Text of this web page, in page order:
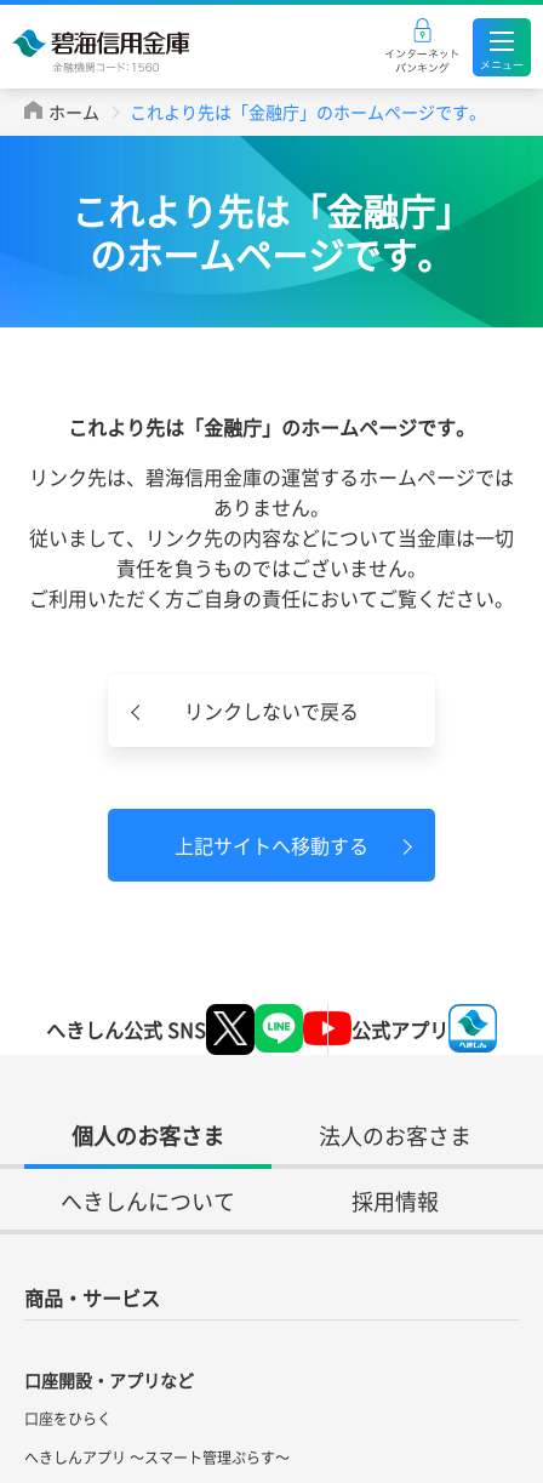
ホーム これより先は「金融庁」のホームページです。
これより先は「金融庁」
のホームページです。
これより先は「金融庁」のホームページです。
リンク先は、碧海信用金庫の運営するホームページでは
ありません。
従いまして、リンク先の内容などについて当金庫は一切
責任を負うものではございません。
ご利用いただく方ご自身の責任においてご覧ください。
リンクしないで戻る
上記サイトへ移動する
へきしん公式 SNS 公式アプリ
個人のお客さま
法人のお客さま
へきしんについて
採用情報
商品・サービス
口座開設・アプリなど
口座をひらく
へきしんアプリ ～スマート管理ぷらす～